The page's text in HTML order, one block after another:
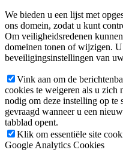
We bieden u een lijst met
ons domein, zodat u kunt
Om veiligheidsredenen
domeinen tonen of wijzigen.
beveiligingsinstellingen van
Vink aan om de
cookies te weigeren als u zich
nodig om deze instelling op te
gevraagd wanneer u een
tabblad opent.
Klik om essentiële site
Google Analytics Cookies